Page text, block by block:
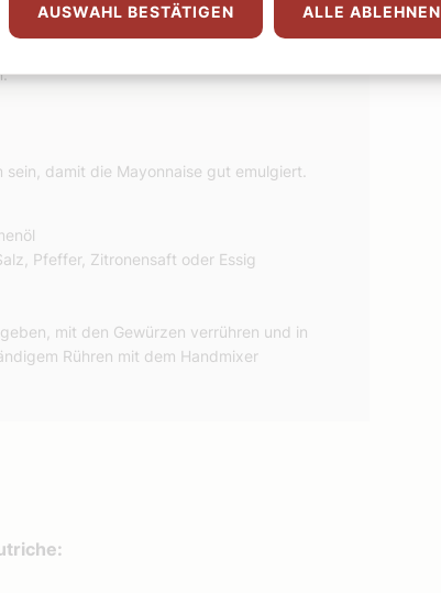
in Würfel schneiden, mit Erbsen in
(mit etwas Gurkenwasser verdünnt)
damit die Mayonnaise gut emulgiert.
Pfeffer, Zitronensaft oder Essig
mit den Gewürzen verrühren und in
Rühren mit dem Handmixer
AUSWAHL BESTÄTIGEN ALLE ABLEHNEN